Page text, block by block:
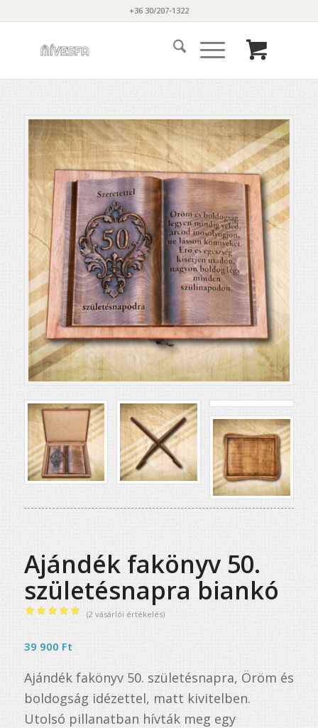
+36 30/207-1322
Ajándék fakönyv 50.
születésnapra biankó
5.00az 5-
2
értékelés
alapján
(2 vásárlói értékelés)
39 900 Ft
Ajándék fakönyv 50. születésnapra, Öröm és
boldogság idézettel, matt kivitelben.
Utolsó pillanatban hívták meg egy